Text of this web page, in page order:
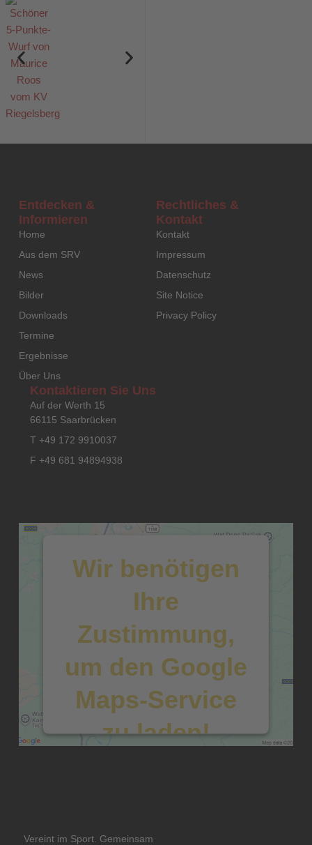
Vereint im Sport. Gemeinsam
Entdecken &
Informieren
Home
Aus dem SRV
News
Bilder
Downloads
Termine
Ergebnisse
Über Uns
Rechtliches &
Kontakt
Kontakt
Impressum
Datenschutz
Site Notice
Privacy Policy
Kontaktieren Sie Uns
Auf der Werth 15
66115 Saarbrücken
T +49 172 9910037
F +49 681 94894938
Wir benötigen
Ihre
Zustimmung,
um den Google
Maps-Service
zu laden!
Nutzung des Service zu, um diese Karte